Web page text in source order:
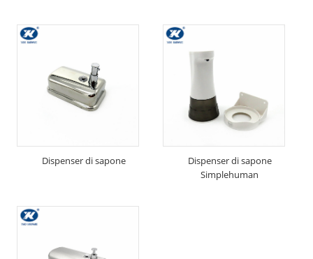
Dispenser di sapone
Dispenser di sapone
Simplehuman